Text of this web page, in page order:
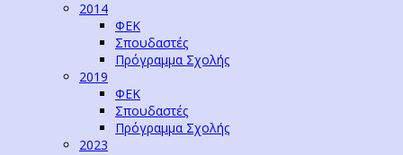
2014
ΦΕΚ
Σπουδαστές
Πρόγραμμα Σχολής
2019
ΦΕΚ
Σπουδαστές
Πρόγραμμα Σχολής
2023